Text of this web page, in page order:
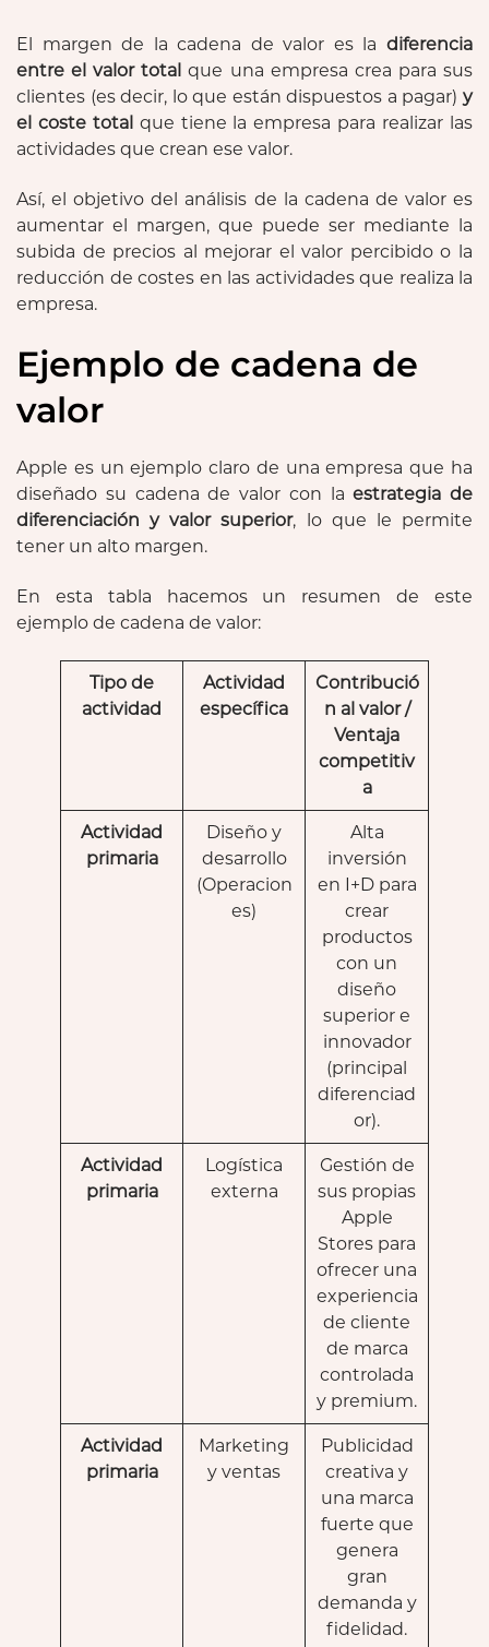
El margen de la cadena de valor es la diferencia
entre el valor total que una empresa crea para sus
clientes (es decir, lo que están dispuestos a pagar) y
el coste totalque tiene la empresa para realizar las
actividades que crean ese valor.
Así, el objetivo del análisis de la cadena de valor es
aumentar el margen, que puede ser mediante la
subida de precios al mejorar el valor percibido o la
reducción de costes en las actividades que realiza la
empresa.
Ejemplo de cadena de
valor
Apple es un ejemplo claro de una empresa que ha
diseñado su cadena de valor con laestrategia de
diferenciación y valor superior, lo que le permite
tener un alto margen.
En esta tabla hacemos un resumen de este
ejemplo de cadena de valor:
Tipo de
actividad
Actividad
específica
Contribució
n al valor /
Ventaja
competitiv
a
Actividad
primaria
Diseño y
desarrollo
(Operacion
es)
Alta
inversión
en I+D para
crear
productos
con un
diseño
superior e
innovador
(principal
diferenciad
or).
Actividad
primaria
Logística
externa
Gestión de
sus propias
Apple
Stores para
ofrecer una
experiencia
de cliente
de marca
controlada
y premium.
Actividad
primaria
Marketing
y ventas
Publicidad
creativa y
una marca
fuerte que
genera
gran
demanda y
fidelidad.